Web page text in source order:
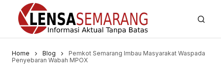
Home Blog
Pemkot Semarang Imbau Masyarakat Waspada
Penyebaran Wabah MPOX